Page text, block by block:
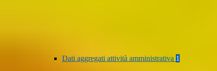
Dati aggregati attività amministrativa 1